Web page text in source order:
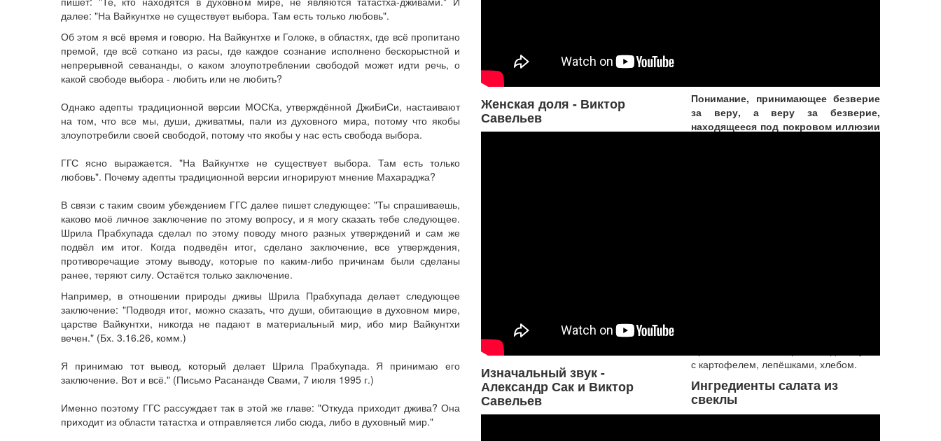
далее: "На Вайкунтхе не существует выбора. Там есть только любовь".
Об этом я всё время и говорю. На Вайкунтхе и Голоке, в областях, где всё пропитано
премой, где всё соткано из расы, где каждое сознание исполнено бескорыстной и
непрерывной севананды, о каком злоупотреблении свободой может идти речь, о
какой свободе выбора - любить или не любить?
Однако адепты традиционной версии МОСКа, утверждённой ДжиБиСи, настаивают
на том, что все мы, души, дживатмы, пали из духовного мира, потому что якобы
злоупотребили своей свободой, потому что якобы у нас есть свобода выбора.
ГГС ясно выражается. "На Вайкунтхе не существует выбора. Там есть только
любовь". Почему адепты традиционной версии игнорируют мнение Махараджа?
В связи с таким своим убеждением ГГС далее пишет следующее: "Ты спрашиваешь,
каково моё личное заключение по этому вопросу, и я могу сказать тебе следующее.
Шрила Прабхупада сделал по этому поводу много разных утверждений и сам же
подвёл им итог. Когда подведён итог, сделано заключение, все утверждения,
противоречащие этому выводу, которые по каким-либо причинам были сделаны
ранее, теряют силу. Остаётся только заключение.
Например, в отношении природы дживы Шрила Прабхупада делает следующее
заключение: "Подводя итог, можно сказать, что души, обитающие в духовном мире,
царстве Вайкунтхи, никогда не падают в материальный мир, ибо мир Вайкунтхи
вечен." (Бх. 3.16.26, комм.)
Я принимаю тот вывод, который делает Шрила Прабхупада. Я принимаю его
заключение. Вот и всё." (Письмо Расананде Свами, 7 июля 1995 г.)
Именно поэтому ГГС рассуждает так в этой же главе: "Откуда приходит джива? Она
приходит из области татастха и отправляется либо сюда, либо в духовный мир."
Женская доля - Виктор
Савельев
Изначальный звук -
Александр Сак и Виктор
Савельев
Понимание, принимающее безверие
за веру, а веру за безверие,
находящееся под покровом иллюзии
с картофелем, лепёшками, хлебом.
Ингредиенты салата из
свеклы